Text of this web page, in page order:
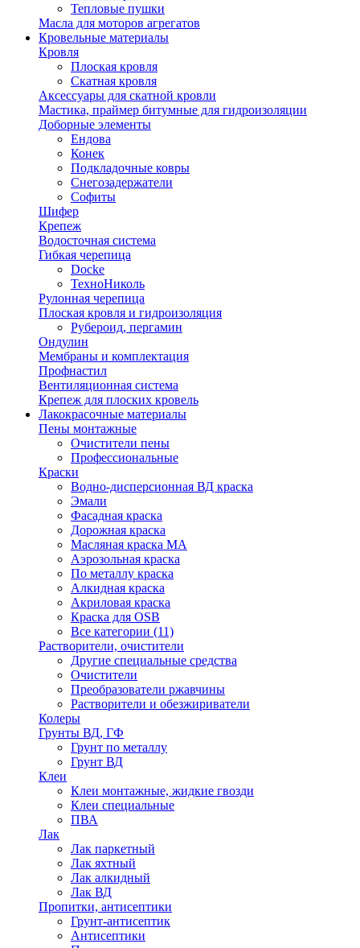
Тепловые пушки
Масла для моторов агрегатов
Кровельные материалы
Кровля
Плоская кровля
Скатная кровля
Аксессуары для скатной кровли
Мастика, праймер битумные для гидроизоляции
Доборные элементы
Ендова
Конек
Подкладочные ковры
Снегозадержатели
Софиты
Шифер
Крепеж
Водосточная система
Гибкая черепица
Docke
ТехноНиколь
Рулонная черепица
Плоская кровля и гидроизоляция
Рубероид, пергамин
Ондулин
Мембраны и комплектация
Профнастил
Вентиляционная система
Крепеж для плоских кровель
Лакокрасочные материалы
Пены монтажные
Очистители пены
Профессиональные
Краски
Водно-дисперсионная ВД краска
Эмали
Фасадная краска
Дорожная краска
Масляная краска МА
Аэрозольная краска
По металлу краска
Алкидная краска
Акриловая краска
Краска для OSB
Все категории (11)
Растворители, очистители
Другие специальные средства
Очистители
Преобразователи ржавчины
Растворители и обезжириватели
Колеры
Грунты ВД, ГФ
Грунт по металлу
Грунт ВД
Клеи
Клеи монтажные, жидкие гвозди
Клеи специальные
ПВА
Лак
Лак паркетный
Лак яхтный
Лак алкидный
Лак ВД
Пропитки, антисептики
Грунт-антисептик
Антисептики